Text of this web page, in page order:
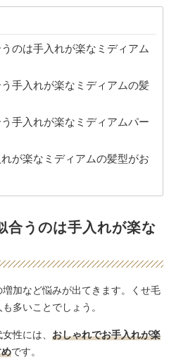
のは手入れが楽なミディアム
手入れが楽なミディアムの髪
手入れが楽なミディアムパー
が楽なミディアムの髪型がお
合うのは手入れが楽な
加など悩みが出てきます。くせ毛
多いことでしょう。
性には、 おしゃれでお手入れが楽
です。